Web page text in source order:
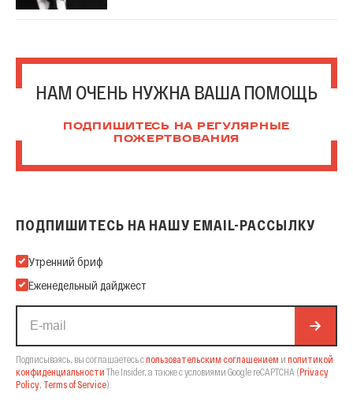
НАМ ОЧЕНЬ НУЖНА ВАША ПОМОЩЬ
ПОДПИШИТЕСЬ НА РЕГУЛЯРНЫЕ
ПОЖЕРТВОВАНИЯ
ПОДПИШИТЕСЬ НА НАШУ EMAIL-РАССЫЛКУ
Подпишитесь на нашу Email-рассылку
Утренний бриф
Еженедельный дайджест
Подписываясь, вы соглашаетесь спользовательским соглашением и политикой
конфиденциальности The Insider, а также с условиями Google reCAPTCHA (Privacy
Policy, Terms of Service).